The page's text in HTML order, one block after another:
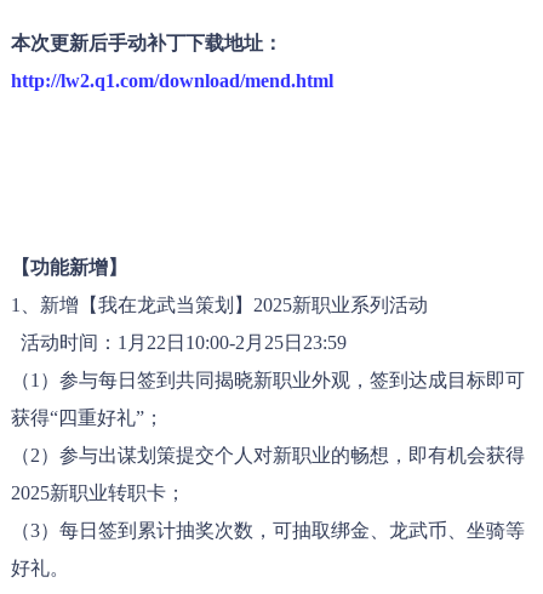
本次更新后手动补丁下载地址：
http://lw2.q1.com/download/mend.html
【功能新增】
1、新增【我在龙武当策划】2025新职业系列活动
活动时间：1月22日10:00-2月25日23:59
（1）参与每日签到共同揭晓新职业外观，签到达成目标即可
获得“四重好礼”；
（2）参与出谋划策提交个人对新职业的畅想，即有机会获得
2025新职业转职卡；
（3）每日签到累计抽奖次数，可抽取绑金、龙武币、坐骑等
好礼。